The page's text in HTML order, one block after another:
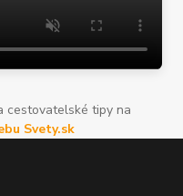
cestovatelské tipy na
Svety.sk